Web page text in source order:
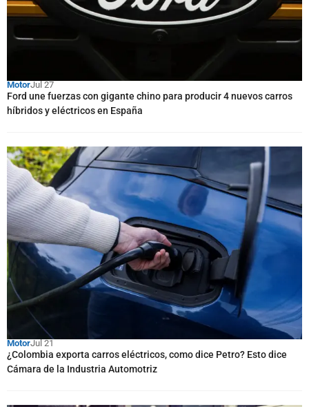
MotorJul 27
Ford une fuerzas con gigante chino para producir 4 nuevos carros
híbridos y eléctricos en España
MotorJul 21
¿Colombia exporta carros eléctricos, como dice Petro? Esto dice
Cámara de la Industria Automotriz